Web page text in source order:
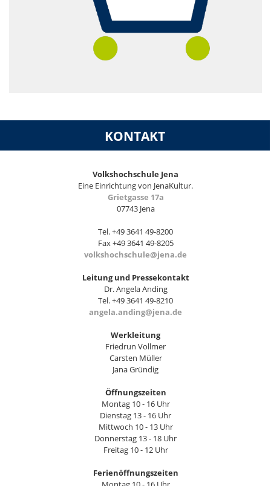
KONTAKT
Volkshochschule Jena
Eine Einrichtung von JenaKultur.
Grietgasse 17a
07743 Jena
Tel. +49 3641 49-8200
Fax +49 3641 49-8205
volkshochschule@jena.de
Leitung und Pressekontakt
Dr. Angela Anding
Tel. +49 3641 49-8210
angela.anding@jena.de
Werkleitung
Friedrun Vollmer
Carsten Müller
Jana Gründig
Öffnungszeiten
Montag 10 - 16 Uhr
Dienstag 13 - 16 Uhr
Mittwoch 10 - 13 Uhr
Donnerstag 13 - 18 Uhr
Freitag 10 - 12 Uhr
Ferienöffnungszeiten